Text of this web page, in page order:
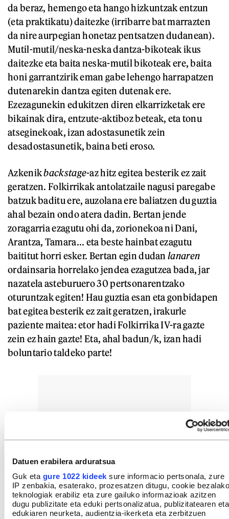
Datuen erabilera arduratsua
Guk eta gure 1022 kideek sure informacio pertsonala, zure
IP zenbakia, esaterako, prozesatzen ditugu, cookie bezalako
teknologiak erabiliz eta zure gailuko informazioak azitzen
dugu publizitate eta eduki pertsonalizatua, publizitatearen eta
edukiaren neurketa, audientzia-ikerketa eta zerbitzuen
da beraz, hemengo eta hango hizkuntzak entzun
(eta praktikatu) daitezke (irribarre bat marrazten
da nire aurpegian honetaz pentsatzen dudanean).
Mutil-mutil/neska-neska dantza-bikoteak ikus
daitezke eta baita neska-mutil bikoteak ere, baita
honi garrantzirik eman gabe lehengo harrapatzen
dutenarekin dantza egiten dutenak ere.
Ezezagunekin edukitzen diren elkarrizketak ere
bikainak dira, entzute-aktiboz beteak, eta tonu
atseginekoak, izan adostasunetik zein
desadostasunetik, baina beti eroso.
Azkenikbackstage-az hitz egitea besterik ez zait
geratzen. Folkirrikak antolatzaile nagusi paregabe
batzuk baditu ere, auzolana ere baliatzen du guztia
ahal bezain ondo atera dadin. Bertan jende
zoragarria ezagutu ohi da, zorionekoa ni Dani,
Arantza, Tamara... eta beste hainbat ezagutu
baititut horri esker. Bertan egin dudan lanaren
ordainsaria horrelako jendea ezagutzea bada, jar
nazatela asteburuero 30 pertsonarentzako
oturuntzak egiten! Hau guztia esan eta gonbidapen
bat egitea besterik ez zait geratzen, irakurle
paziente maitea: etor hadi Folkirrika IV-ra gazte
zein ez hain gazte! Eta, ahal badun/k, izan hadi
boluntario taldeko parte!